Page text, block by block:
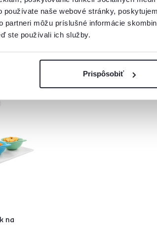
používate naše webové stránky,
partneri môžu príslušné informácie
ste používali ich služby.
Prispôsobiť
-29%
20 €
11,90 € -40%
na